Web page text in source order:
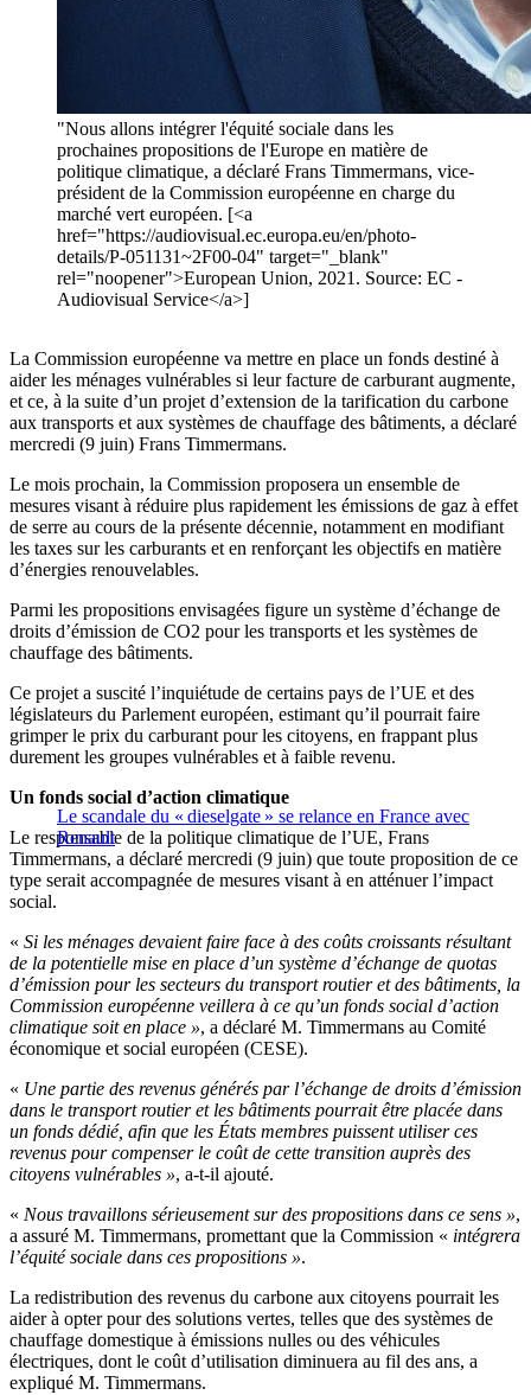
"Nous allons intégrer l'équité sociale dans les
prochaines propositions de l'Europe en matière de
politique climatique, a déclaré Frans Timmermans, vice-
président de la Commission européenne en charge du
marché vert européen. [<a
href="https://audiovisual.ec.europa.eu/en/photo-
details/P-051131~2F00-04" target="_blank"
rel="noopener">European Union, 2021. Source: EC -
Audiovisual Service</a>]
La Commission européenne va mettre en place un fonds destiné à
aider les ménages vulnérables si leur facture de carburant augmente,
et ce, à la suite d’un projet d’extension de la tarification du carbone
aux transports et aux systèmes de chauffage des bâtiments, a déclaré
mercredi (9 juin) Frans Timmermans.
Le mois prochain, la Commission proposera un ensemble de
mesures visant à réduire plus rapidement les émissions de gaz à effet
de serre au cours de la présente décennie, notamment en modifiant
les taxes sur les carburants et en renforçant les objectifs en matière
d’énergies renouvelables.
Parmi les propositions envisagées figure un système d’échange de
droits d’émission de CO2 pour les transports et les systèmes de
chauffage des bâtiments.
Ce projet a suscité l’inquiétude de certains pays de l’UE et des
législateurs du Parlement européen, estimant qu’il pourrait faire
grimper le prix du carburant pour les citoyens, en frappant plus
durement les groupes vulnérables et à faible revenu.
Le scandale du « dieselgate » se relance en France avec
Renault
Un fonds social d’action climatique
Le responsable de la politique climatique de l’UE, Frans
Timmermans, a déclaré mercredi (9 juin) que toute proposition de ce
type serait accompagnée de mesures visant à en atténuer l’impact
social.
« Si les ménages devaient faire face à des coûts croissants résultant
de la potentielle mise en place d’un système d’échange de quotas
d’émission pour les secteurs du transport routier et des bâtiments, la
Commission européenne veillera à ce qu’un fonds social d’action
climatique soit en place », a déclaré M. Timmermans au Comité
économique et social européen (CESE).
« Une partie des revenus générés par l’échange de droits d’émission
dans le transport routier et les bâtiments pourrait être placée dans
un fonds dédié, afin que les États membres puissent utiliser ces
revenus pour compenser le coût de cette transition auprès des
citoyens vulnérables », a-t-il ajouté.
« Nous travaillons sérieusement sur des propositions dans ce sens »,
a assuré M. Timmermans, promettant que la Commission « intégrera
l’équité sociale dans ces propositions ».
La redistribution des revenus du carbone aux citoyens pourrait les
aider à opter pour des solutions vertes, telles que des systèmes de
chauffage domestique à émissions nulles ou des véhicules
électriques, dont le coût d’utilisation diminuera au fil des ans, a
expliqué M. Timmermans.